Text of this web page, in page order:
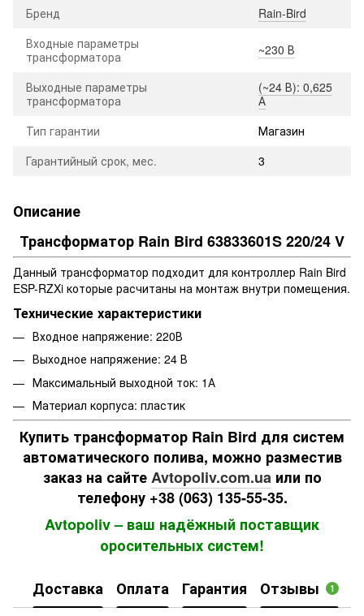
Бренд
Rain-Bird
Входные параметры
трансформатора
~230 В
Выходные параметры
трансформатора
(~24 В): 0,625
А
Тип гарантии
Магазин
Гарантийный срок, мес.
3
Описание
Трансформатор Rain Bird 63833601S 220/24 V
Данный трансформатор подходит для контроллер Rain Bird
ESP-RZXi которые расчитаны на монтаж внутри помещения.
Технические характеристики
Входное напряжение: 220В
Выходное напряжение: 24 В
Максимальный выходной ток: 1А
Материал корпуса: пластик
Купить трансформатор Rain Bird для систем
автоматического полива, можно разместив
заказ на сайтеAvtopoliv.com.uaили по
телефону +38 (063) 135-55-35.
Avtopoliv – ваш надёжный поставщик
оросительных систем!
Доставка Оплата Гарантия Отзывы 1